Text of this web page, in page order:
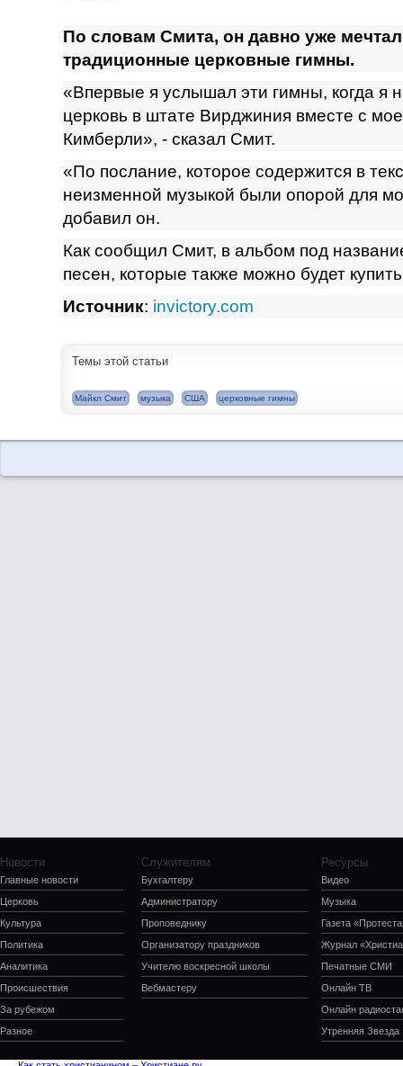
По словам Смита, он давно уже
традиционные церковные гимны.
«Впервые я услышал эти гимны, когда я
церковь в штате Вирджиния вместе с
Кимберли», - сказал Смит.
«По послание, которое содержится в
неизменной музыкой были опорой для
добавил он.
Как сообщил Смит, в альбом под
песен, которые также можно будет
Источник: invictory.com
Темы этой статьи
Майкл Смит музыка США церковные гимны
Новости
Главные новости
Церковь
Культура
Политика
Аналитика
Происшествия
За рубежом
Разное
Служителям
Бухгалтеру
Администратору
Проповеднику
Организатору праздников
Учителю воскресной школы
Вебмастеру
Ресурсы
Видео
Музыка
Газета
Журнал
Печатные СМИ
Онлайн ТВ
Онлайн
Утренняя Звезда